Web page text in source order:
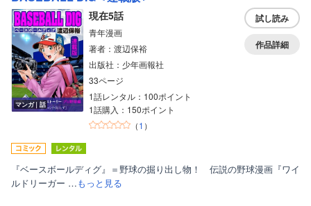
マンガ｜話
現在5話
青年漫画
著者：渡辺保裕
出版社：少年画報社
33ページ
1話レンタル：100ポイント
1話購入：150ポイント
（1 ）
試し読み
作品詳細
『ベースボールディグ』＝野球の掘り出し物！ 伝説の野球漫画『ワイ
ルドリーガー …もっと見る